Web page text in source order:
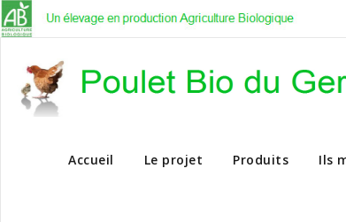
Vente
Accueil Le projet Produits Ils